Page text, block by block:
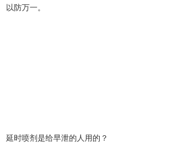
以防万一。
延时喷剂是给早泄的人用的？